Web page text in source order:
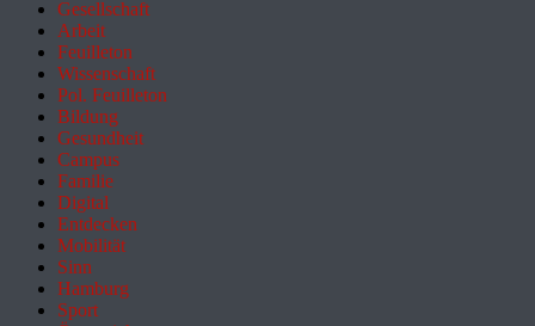
Gesellschaft
Arbeit
Feuilleton
Wissenschaft
Pol. Feuilleton
Bildung
Gesundheit
Campus
Familie
Digital
Entdecken
Mobilität
Sinn
Hamburg
Sport